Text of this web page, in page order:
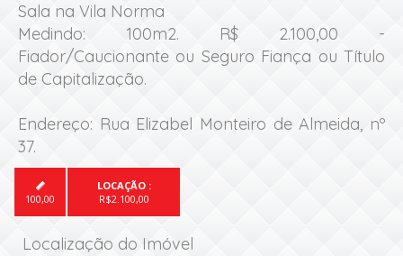
Sala na Vila Norma
Medindo: 100m2. R$ 2.100,00 -
Fiador/Caucionante ou Seguro Fiança ou Título
de Capitalização.
Endereço: Rua Elizabel Monteiro de Almeida, nº
37.

100,00
LOCAÇÃO :
R$2.100,00
Localização do Imóvel